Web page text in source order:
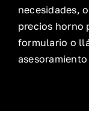
necesidades,
precios horno
formulario o